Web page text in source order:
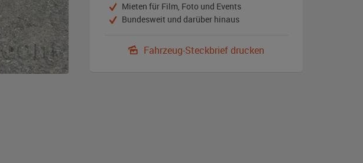
Mieten für Film, Foto und Events
Bundesweit und darüber hinaus
Fahrzeug-Steckbrief drucken